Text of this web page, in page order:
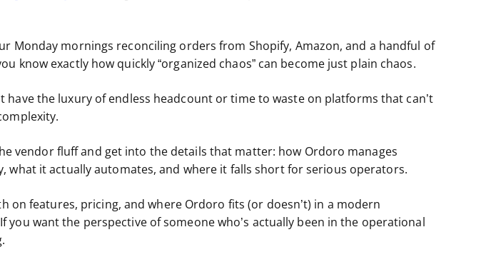
Monday mornings reconciling orders from Shopify, Amazon, and a handful of
know exactly how quickly “organized chaos” can become just plain chaos.
have the luxury of endless headcount or time to waste on platforms that can’t
vendor fluff and get into the details that matter: how Ordoro manages
what it actually automates, and where it falls short for serious operators.
on features, pricing, and where Ordoro fits (or doesn’t) in a modern
you want the perspective of someone who’s actually been in the operational